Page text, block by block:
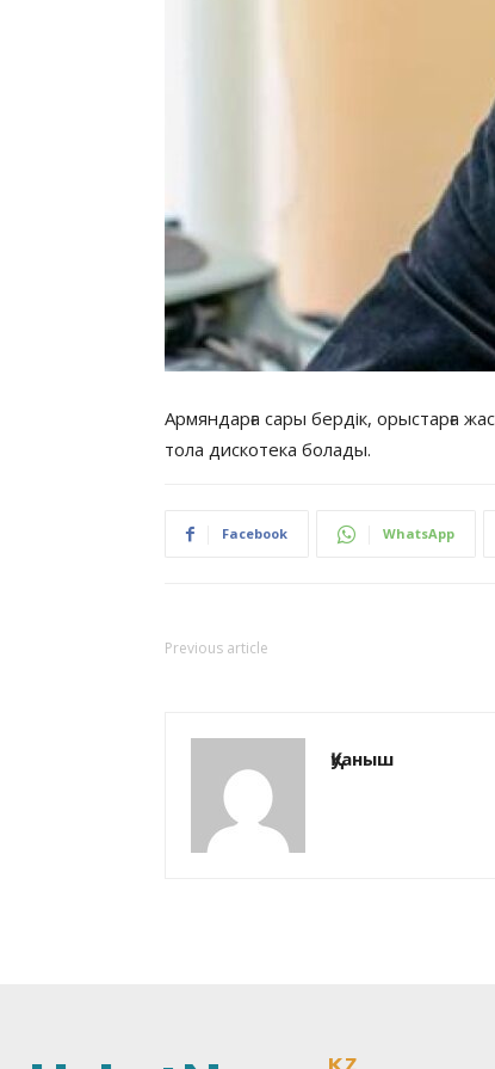
Армяндарға сары бердік, орыстарға
тола дискотека болады.
Facebook WhatsApp
Previous article
Қуаныш